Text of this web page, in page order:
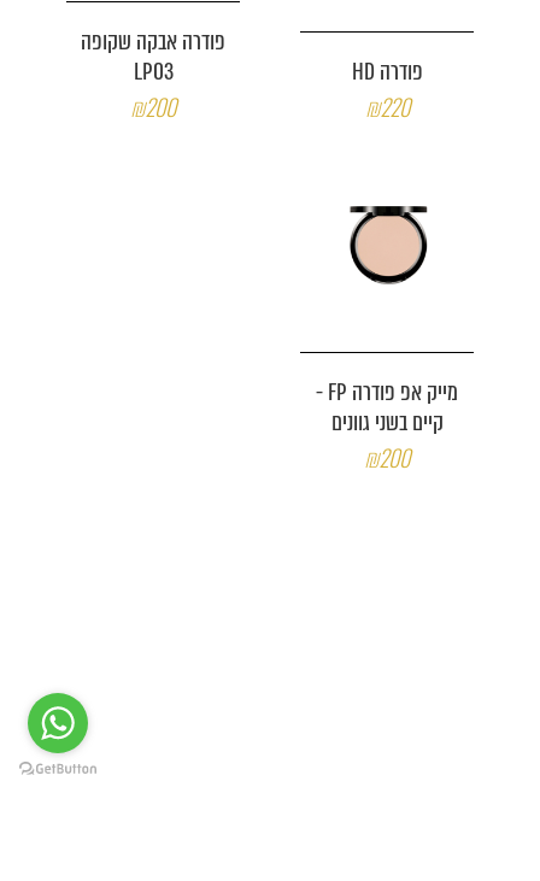
פודרה HD
₪220
פודרה אבקה שקופה
LP03
₪200
מייק אפ פודרה FP -
קיים בשני גוונים
₪200